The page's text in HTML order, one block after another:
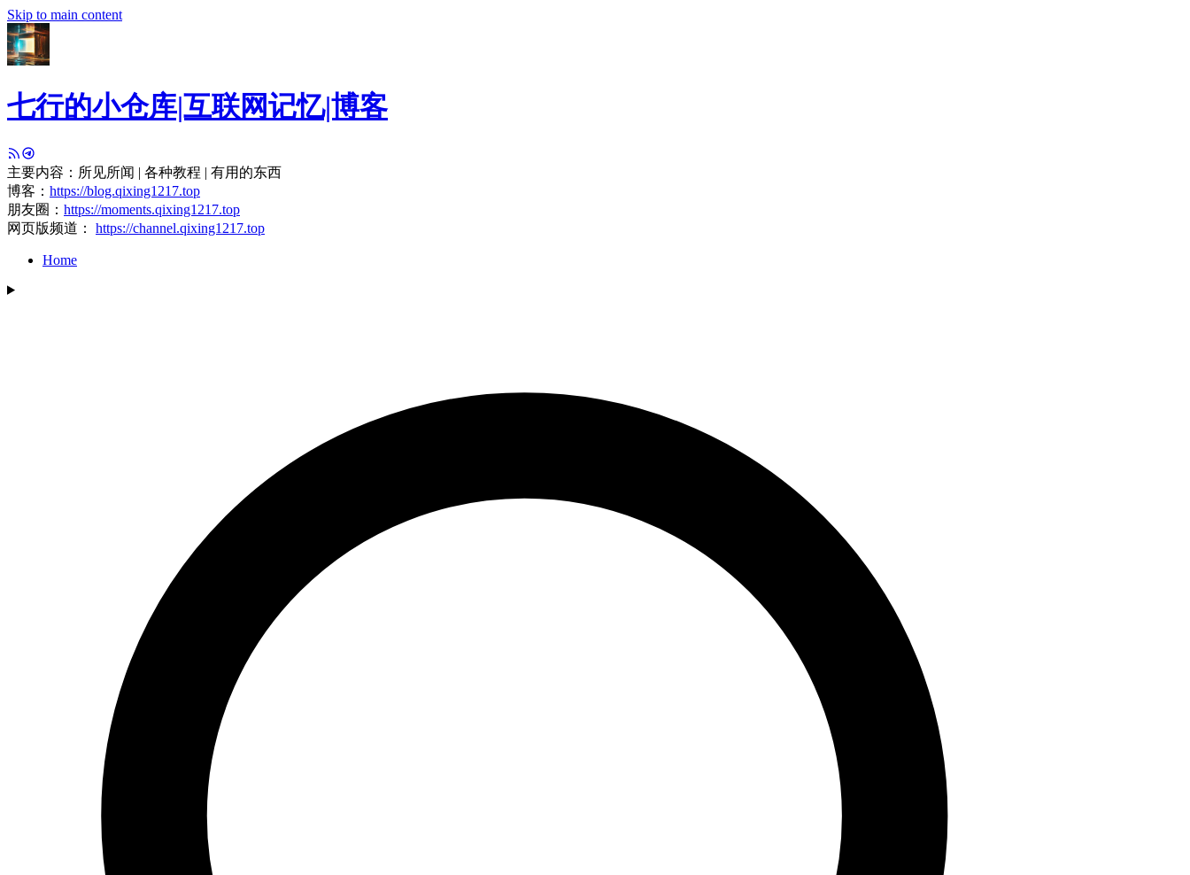
Skip to main content
七行的小仓库|互联网记忆|博客
主要内容：所见所闻 | 各种教程 | 有用的东西
博客： https://blog.qixing1217.top
朋友圈： https://moments.qixing1217.top
网页版频道： https://channel.qixing1217.top
Home